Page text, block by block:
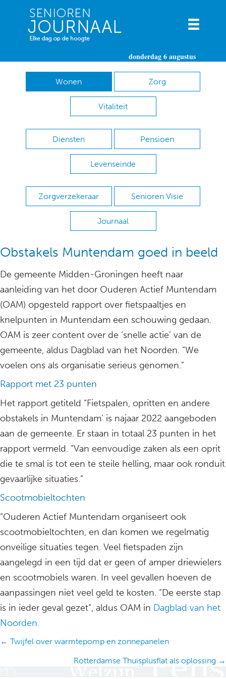
donderdag 6 augustus
Wonen Zorg
Vitaliteit
Diensten Pensioen
Levenseinde
Zorgverzekeraar Senioren Visie
Journaal
Obstakels Muntendam goed in beeld
De gemeente Midden-Groningen heeft naar
aanleiding van het door Ouderen Actief Muntendam
(OAM) opgesteld rapport over fietspaaltjes en
knelpunten in Muntendam een schouwing gedaan.
OAM is zeer content over de ‘snelle actie’ van de
gemeente, aldus Dagblad van het Noorden. “We
voelen ons als organisatie serieus genomen.”
Rapport met 23 punten
Het rapport getiteld “Fietspalen, opritten en andere
obstakels in Muntendam’ is najaar 2022 aangeboden
aan de gemeente. Er staan in totaal 23 punten in het
rapport vermeld. “Van eenvoudige zaken als een oprit
die te smal is tot een te steile helling, maar ook ronduit
gevaarlijke situaties.”
Scootmobieltochten
“Ouderen Actief Muntendam organiseert ook
scootmobieltochten, en dan komen we regelmatig
onveilige situaties tegen. Veel fietspaden zijn
aangelegd in een tijd dat er geen of amper driewielers
en scootmobiels waren. In veel gevallen hoeven de
aanpassingen niet veel geld te kosten. “De eerste stap
is in ieder geval gezet”, aldus OAM in Dagblad van het
Noorden.
Posts
← Twijfel over warmtepomp en zonnepanelen
Rotterdamse Thuisplusflat als oplossing →